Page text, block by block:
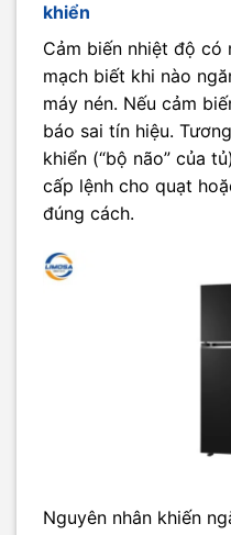
khiển
Cảm biến nhiệt độ có
mạch biết khi nào
máy nén. Nếu cảm
báo sai tín hiệu.
khiển (“bộ não” của
cấp lệnh cho quạt
đúng cách.
Nguyên nhân khiến